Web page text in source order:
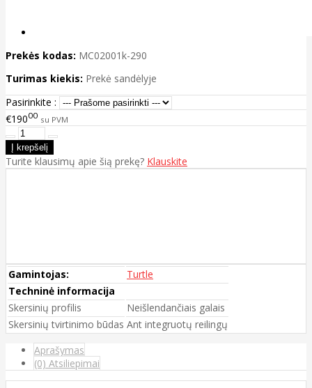
Prekės kodas: MC02001k-290
Turimas kiekis: Prekė sandėlyje
Pasirinkite :
€19000 su PVM
Turite klausimų apie šią prekę? Klauskite
Gamintojas:
Turtle
Techninė informacija
Skersinių profilis
Neišlendančiais galais
Skersinių tvirtinimo būdas Ant integruotų reilingų
Aprašymas
(0) Atsiliepimai